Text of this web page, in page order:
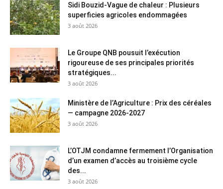
Sidi Bouzid-Vague de chaleur : Plusieurs
superficies agricoles endommagées
3 août 2026
Le Groupe QNB pousuit l’exécution
rigoureuse de ses principales priorités
stratégiques...
3 août 2026
Ministère de l’Agriculture : Prix des céréales
— campagne 2026-2027
3 août 2026
L’OTJM condamne fermement l’Organisation
d’un examen d’accès au troisième cycle
des...
3 août 2026